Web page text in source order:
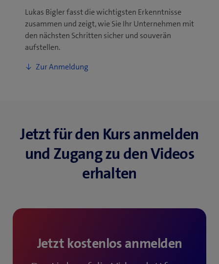
Lukas Bigler fasst die wichtigsten Erkenntnisse
zusammen und zeigt, wie Sie Ihr Unternehmen mit
den nächsten Schritten sicher und souverän
aufstellen.
Jetzt für den Kurs anmelden
und Zugang zu den Videos
erhalten
Jetzt kostenlos anmelden